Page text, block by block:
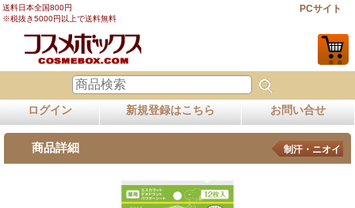
送料日本全国800円
※税抜き5000円以上で送料無料
PCサイト
ログイン 新規登録はこちら お問い合せ
商品詳細 制汗・ニオイ